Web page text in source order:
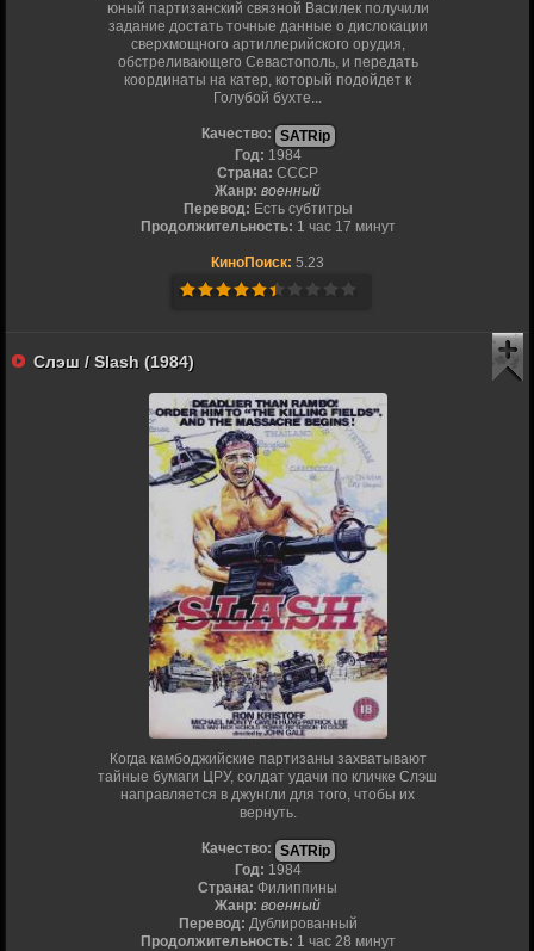
юный партизанский связной Василек получили
задание достать точные данные о дислокации
сверхмощного артиллерийского орудия,
обстреливающего Севастополь, и передать
координаты на катер, который подойдет к
Голубой бухте...
Качество: SATRip
Год: 1984
Страна: СССР
Жанр: военный
Перевод: Есть субтитры
Продолжительность: 1 час 17 минут
КиноПоиск: 5.23
Слэш / Slash (1984)
Когда камбоджийские партизаны захватывают
тайные бумаги ЦРУ, солдат удачи по кличке Слэш
направляется в джунгли для того, чтобы их
вернуть.
Качество: SATRip
Год: 1984
Страна: Филиппины
Жанр: военный
Перевод: Дублированный
Продолжительность: 1 час 28 минут